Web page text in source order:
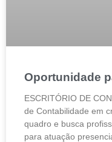
Oportunidade
ESCRITÓRIO DE
de Contabilidade em
quadro e busca
para atuação